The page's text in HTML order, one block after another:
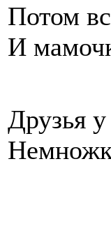
Потом
И
Друзья